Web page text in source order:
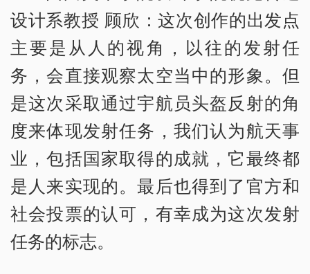
设计系教授 顾欣：这次创作的出发点
主要是从人的视角，以往的发射任
务，会直接观察太空当中的形象。但
是这次采取通过宇航员头盔反射的角
度来体现发射任务，我们认为航天事
业，包括国家取得的成就，它最终都
是人来实现的。最后也得到了官方和
社会投票的认可，有幸成为这次发射
任务的标志。